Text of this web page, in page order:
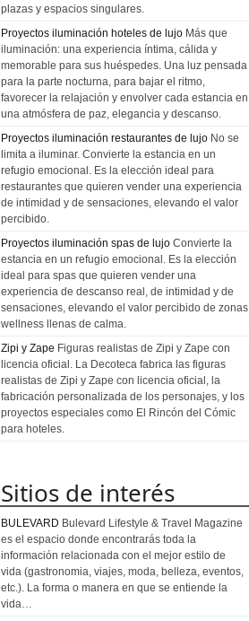
plazas y espacios singulares.
Proyectos iluminación hoteles de lujo Más que
iluminación: una experiencia íntima, cálida y
memorable para sus huéspedes. Una luz pensada
para la parte nocturna, para bajar el ritmo,
favorecer la relajación y envolver cada estancia en
una atmósfera de paz, elegancia y descanso.
Proyectos iluminación restaurantes de lujo No se
limita a iluminar. Convierte la estancia en un
refugio emocional. Es la elección ideal para
restaurantes que quieren vender una experiencia
de intimidad y de sensaciones, elevando el valor
percibido.
Proyectos iluminación spas de lujo Convierte la
estancia en un refugio emocional. Es la elección
ideal para spas que quieren vender una
experiencia de descanso real, de intimidad y de
sensaciones, elevando el valor percibido de zonas
wellness llenas de calma.
Zipi y Zape Figuras realistas de Zipi y Zape con
licencia oficial. La Decoteca fabrica las figuras
realistas de Zipi y Zape con licencia oficial, la
fabricación personalizada de los personajes, y los
proyectos especiales como El Rincón del Cómic
para hoteles.
Sitios de interés
BULEVARD Bulevard Lifestyle & Travel Magazine
es el espacio donde encontrarás toda la
información relacionada con el mejor estilo de
vida (gastronomia, viajes, moda, belleza, eventos,
etc.). La forma o manera en que se entiende la
vida…